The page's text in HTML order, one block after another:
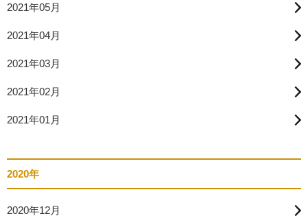
2021年05月
2021年04月
2021年03月
2021年02月
2021年01月
2020年
2020年12月